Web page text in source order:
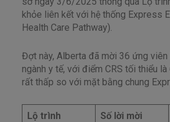
khỏe liên kết với hệ thống Express
Health Care Pathway).
Đợt này, Alberta đã mời 36 ứng viên
ngành y tế, với điểm CRS tối thiểu
rất thấp so với mặt bằng chung
Lộ trình Số lời mời